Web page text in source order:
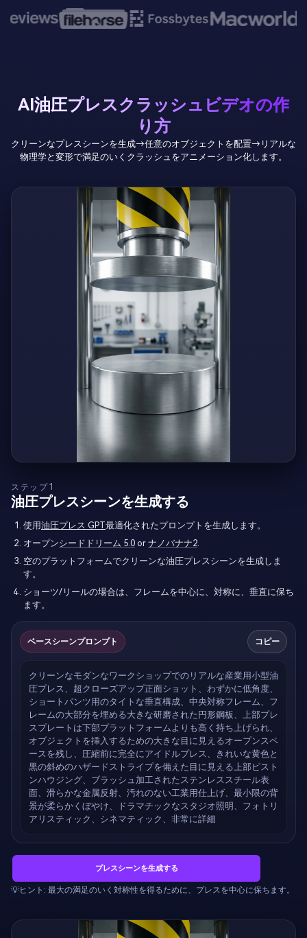
AI油圧プレスクラッシュビデオの作
り方
クリーンなプレスシーンを生成→任意のオブジェクトを配置→リアルな
物理学と変形で満足のいくクラッシュをアニメーション化します。
ステップ1
油圧プレスシーンを生成する
使用油圧プレス GPT最適化されたプロンプトを生成します。
オープンシードドリーム 5.0 or ナノバナナ2
空のプラットフォームでクリーンな油圧プレスシーンを生成しま
す。
ショーツ/リールの場合は、フレームを中心に、対称に、垂直に保ち
ます。
ベースシーンプロンプト コピー
クリーンなモダンなワークショップでのリアルな産業用小型油
圧プレス、超クローズアップ正面ショット、わずかに低角度、
ショートパンツ用のタイトな垂直構成、中央対称フレーム、フ
レームの大部分を埋める大きな研磨された円形鋼板、上部プレ
スプレートは下部プラットフォームよりも高く持ち上げられ、
オブジェクトを挿入するための大きな目に見えるオープンスペ
ースを残し、圧縮前に完全にアイドルプレス、きれいな黄色と
黒の斜めのハザードストライプを備えた目に見える上部ピスト
ンハウジング、ブラッシュ加工されたステンレススチール表
面、滑らかな金属反射、汚れのない工業用仕上げ、最小限の背
景が柔らかくぼやけ、ドラマチックなスタジオ照明、フォトリ
アリスティック、シネマティック、非常に詳細
プレスシーンを生成する
💡ヒント: 最大の満足のいく対称性を得るために、プレスを中心に保ちます。